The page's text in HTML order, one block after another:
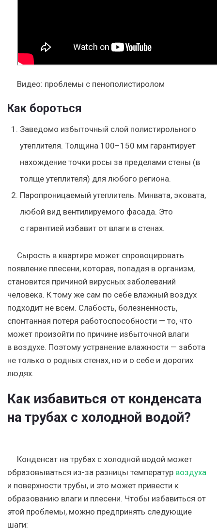
Видео: проблемы с пенополистиролом
Как бороться
Заведомо избыточный слой полистирольного
утеплителя. Толщина 100–150 мм гарантирует
нахождение точки росы за пределами стены (в
толще утеплителя) для любого региона.
Паропроницаемый утеплитель. Минвата, эковата,
любой вид вентилируемого фасада. Это
с гарантией избавит от влаги в стенах.
Сырость в квартире может спровоцировать
появление плесени, которая, попадая в организм,
становится причиной вирусных заболеваний
человека. К тому же сам по себе влажный воздух
подходит не всем. Слабость, болезненность,
спонтанная потеря работоспособности — то, что
может произойти по причине избыточной влаги
в воздухе. Поэтому устранение влажности — забота
не только о родных стенах, но и о себе и дорогих
людях.
Как избавиться от конденсата
на трубах с холодной водой?
Конденсат на трубах с холодной водой может
образовываться из-за разницы температур воздуха
и поверхности трубы, и это может привести к
образованию влаги и плесени. Чтобы избавиться от
этой проблемы, можно предпринять следующие
шаги: